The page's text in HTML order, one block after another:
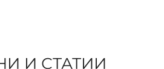
И СТАТИИ